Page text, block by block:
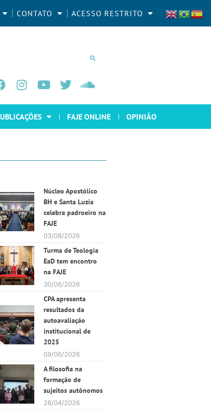
CONTATO ACESSO RESTRITO
FAJE ONLINE OPINIÃO
Núcleo Apostólico
BH e Santa Luzia
celebra padroeiro na
FAJE
03/08/2026
Turma de Teologia
EaD tem encontro
na FAJE
30/06/2026
CPA apresenta
resultados da
autoavaliação
institucional de
2025
09/06/2026
A filosofia na
formação de
sujeitos autônomos
28/04/2026